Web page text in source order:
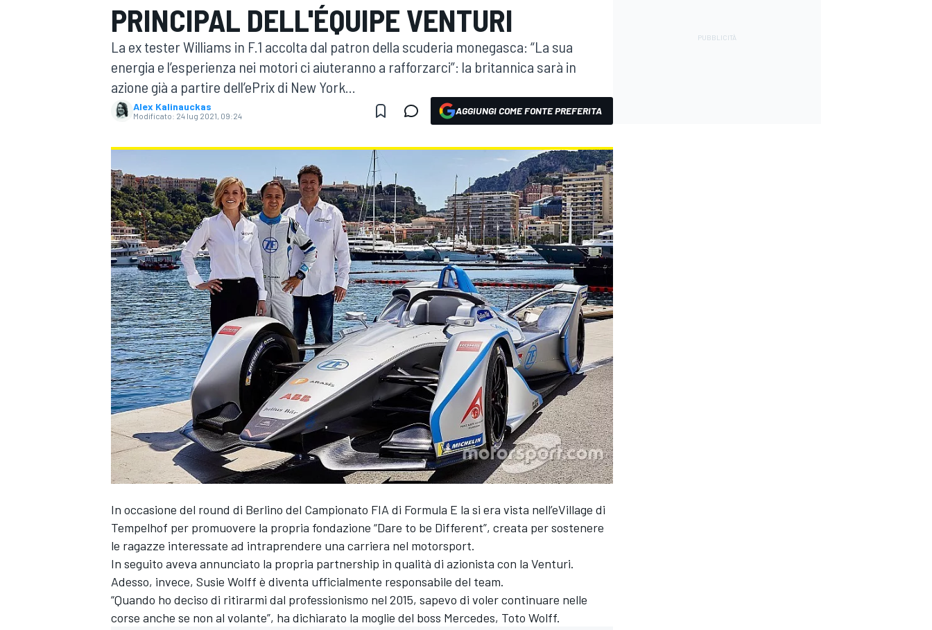
MOTOGP WEC
WRC
MONOPOSTO
PRINCIPAL DELL'ÉQUIPE VENTURI
La ex tester Williams in F.1 accolta dal patron della scuderia monegasca: “La sua
energia e l’esperienza nei motori ci aiuteranno a rafforzarci”: la britannica sarà in
azione già a partire dell’ePrix di New York...
Alex Kalinauckas
Modificato: 24 lug 2021, 09:24 AGGIUNGI COME FONTE PREFERITA
In occasione del round di Berlino del Campionato FIA di Formula E la si era vista nell’eVillage di
Tempelhof per promuovere la propria fondazione “Dare to be Different”, creata per sostenere
le ragazze interessate ad intraprendere una carriera nel motorsport.
In seguito aveva annunciato la propria partnership in qualità di azionista con la Venturi.
Adesso, invece, Susie Wolff è diventa ufficialmente responsabile del team.
“Quando ho deciso di ritirarmi dal professionismo nel 2015, sapevo di voler continuare nelle
corse anche se non al volante”, ha dichiarato la moglie del boss Mercedes, Toto Wolff.